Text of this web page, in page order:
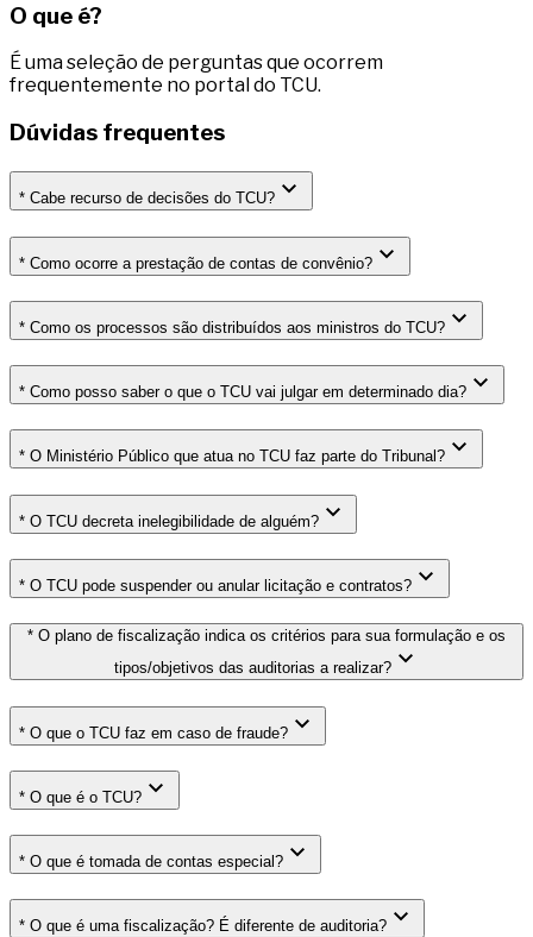
O que é?
É uma seleção de perguntas que ocorrem
frequentemente no portal do TCU.
Dúvidas frequentes
* Cabe recurso de decisões do TCU?
* Como ocorre a prestação de contas de convênio?
* Como os processos são distribuídos aos ministros do TCU?
* Como posso saber o que o TCU vai julgar em determinado dia?
* O Ministério Público que atua no TCU faz parte do Tribunal?
* O TCU decreta inelegibilidade de alguém?
* O TCU pode suspender ou anular licitação e contratos?
* O plano de fiscalização indica os critérios para sua formulação e os
tipos/objetivos das auditorias a realizar?
* O que o TCU faz em caso de fraude?
* O que é o TCU?
* O que é tomada de contas especial?
* O que é uma fiscalização? É diferente de auditoria?